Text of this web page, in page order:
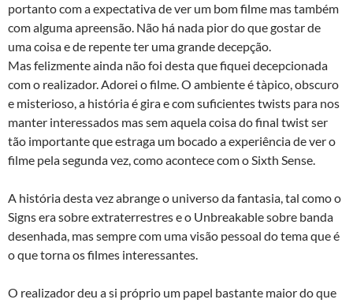
portanto com a expectativa de ver um bom filme mas também
com alguma apreensão. Não há nada pior do que gostar de
uma coisa e de repente ter uma grande decepção.
Mas felizmente ainda não foi desta que fiquei decepcionada
com o realizador. Adorei o filme. O ambiente é tà­pico, obscuro
e misterioso, a história é gira e com suficientes twists para nos
manter interessados mas sem aquela coisa do final twist ser
tão importante que estraga um bocado a experiência de ver o
filme pela segunda vez, como acontece com o Sixth Sense.
A história desta vez abrange o universo da fantasia, tal como o
Signs era sobre extraterrestres e o Unbreakable sobre banda
desenhada, mas sempre com uma visão pessoal do tema que é
o que torna os filmes interessantes.
O realizador deu a si próprio um papel bastante maior do que